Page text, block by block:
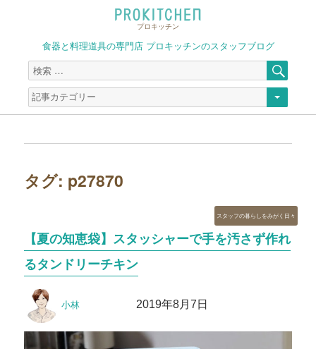
プロキッチン
食器と料理道具の専門店 プロキッチンのスタッフブログ
検
索
対
象:
索
タグ: p27870
【夏の知恵袋】スタッシャーで手を汚さず作れ
るタンドリーチキン
稿
小林稿
2019年8月7日
カ
テ
ゴ
スタッフの暮らしをみがく日々